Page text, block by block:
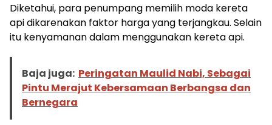
Diketahui, para penumpang memilih moda kereta
api dikarenakan faktor harga yang terjangkau. Selain
itu kenyamanan dalam menggunakan kereta api.
Baja juga: Peringatan Maulid Nabi, Sebagai
Pintu Merajut Kebersamaan Berbangsa dan
Bernegara